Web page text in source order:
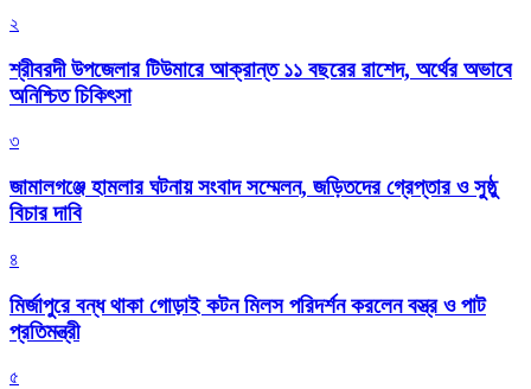
২
শ্রীবরদী উপজেলার টিউমারে আক্রান্ত ১১ বছরের রাশেদ, অর্থের অভাবে
অনিশ্চিত চিকিৎসা
৩
জামালগঞ্জে হামলার ঘটনায় সংবাদ সম্মেলন, জড়িতদের গ্রেপ্তার ও সুষ্ঠু
বিচার দাবি
৪
মির্জাপুরে বন্ধ থাকা গোড়াই কটন মিলস পরিদর্শন করলেন বস্ত্র ও পাট
প্রতিমন্ত্রী
৫